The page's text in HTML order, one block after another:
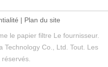
| Plan du site
le papier filtre Le fournisseur.
Technology Co., Ltd. Tout. Les